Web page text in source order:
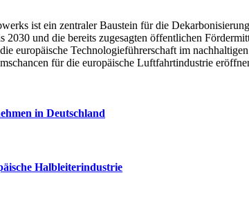
ist ein zentraler Baustein für die
und die bereits zugesagten öffentlichen
europäische Technologieführerschaft im
für die europäische Luftfahrtindustrie
in Deutschland
Halbleiterindustrie